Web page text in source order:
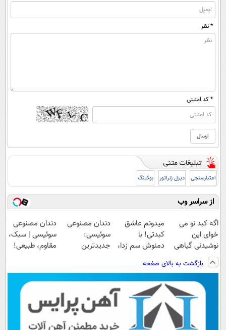
* نظر
* کد امنیتی
اعتبارسنجی دیزل ژنراتور بوکینگ
از سراسر وب
اگه کبد نو می
خوای این
نوشیدنی گیاهی
رو به خودت
هدیه
میدونم عاشق
کبدتی! با
دمنوش سم زدا،
تخفیف
دندان مصنوعی
سوئیسی:
جدیدترین
پرداخت قسطی
دندان مصنوعی
سوئیسی | سبک،
مقاوم، طبیعی!
اقساطی😍
بازگشت به بالای صفحه